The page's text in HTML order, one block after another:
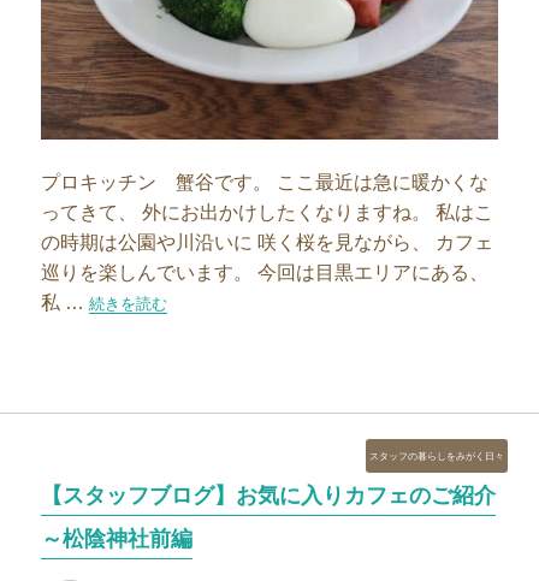
プロキッチン 蟹谷です。 ここ最近は急に暖かくな
ってきて、 外にお出かけしたくなりますね。 私はこ
の時期は公園や川沿いに 咲く桜を見ながら、 カフェ
巡りを楽しんでいます。 今回は目黒エリアにある、
私 …“【スタッフブログ】お気に入りカフェのご紹介～目黒編”の
続きを読む
【スタッフブログ】お気に入りカフェのご紹介
～松陰神社前編
カ
テ
ゴ
スタッフの暮らしをみがく日々